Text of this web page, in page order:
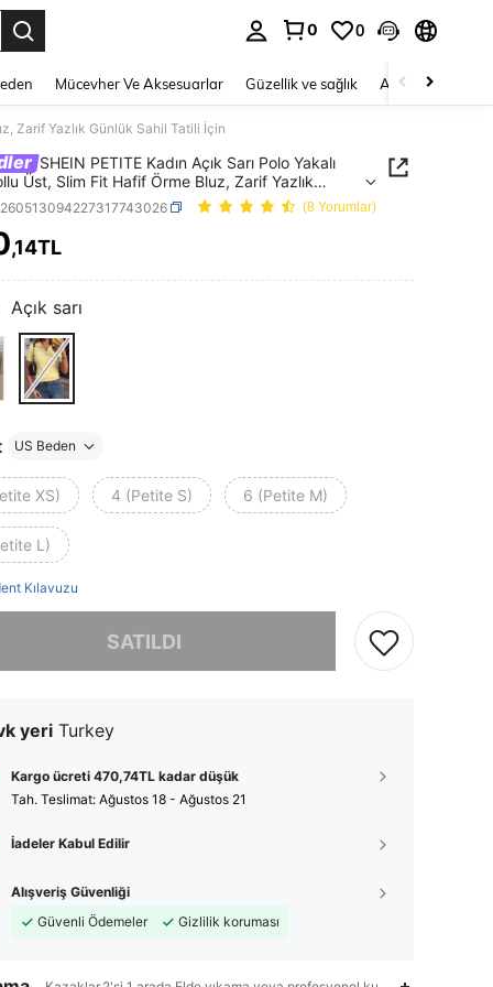
0 0
Mücevher Ve Aksesuarlar Güzellik ve sağlık Ayakkabı
Zarif Yazlık Günlük Sahil Tatili İçin
SHEIN PETITE Kadın Açık Sarı Polo Yakalı
Üst, Slim Fit Hafif Örme Bluz, Zarif Yazlık
Sahil Tatili İçin
(8 Yorumlar)
AND AVAILABILITY
,14TL
Açık sarı
US Beden
XS) 4 (Petite S) 6 (Petite M)
L)
Kılavuzu
SATILDI
yeri Turkey
Kargo ücreti 470,74TL kadar düşük
Tah. Teslimat: Ağustos 18 - Ağustos 21
İadeler Kabul Edilir
Alışveriş Güvenliği
Güvenli Ödemeler
Gizlilik koruması